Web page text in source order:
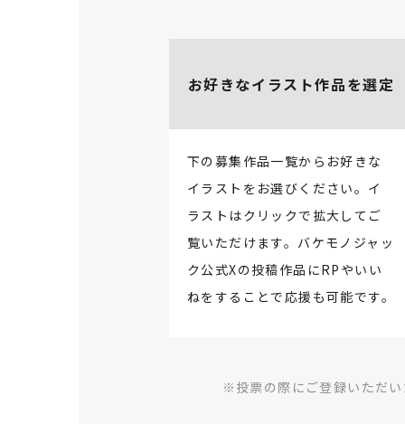
お好きなイラスト作品を選定
下の募集作品一覧からお好きな
イラストをお選びください。イ
ラストはクリックで拡大してご
覧いただけます。バケモノジャッ
ク公式Xの投稿作品にRPやいい
ねをすることで応援も可能です。
※投票の際にご登録いただ